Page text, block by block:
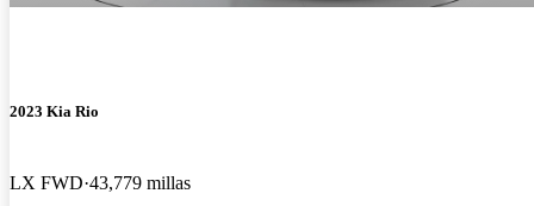
2023 Kia Rio
LX FWD 43,779 millas